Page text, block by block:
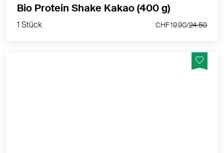
1 Stück CHF 19.90/
Bio Protein Shake Kakao (400 g)
1 Stück CHF 19.90/24.50